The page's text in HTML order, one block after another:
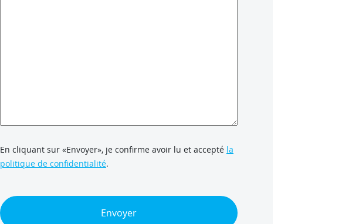
En cliquant sur «Envoyer», je confirme avoir lu et accepté la
politique de confidentialité.